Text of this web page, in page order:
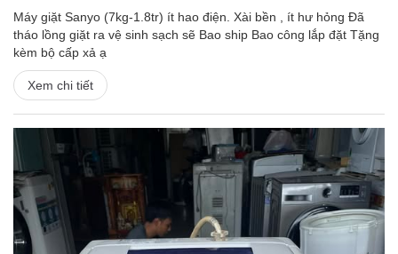
Máy giặt Sanyo (7kg-1.8tr) ít hao điện. Xài bền , ít hư hỏng Đã
tháo lồng giặt ra vệ sinh sạch sẽ Bao ship Bao công lắp đặt Tặng
kèm bộ cấp xả ạ
Xem chi tiết